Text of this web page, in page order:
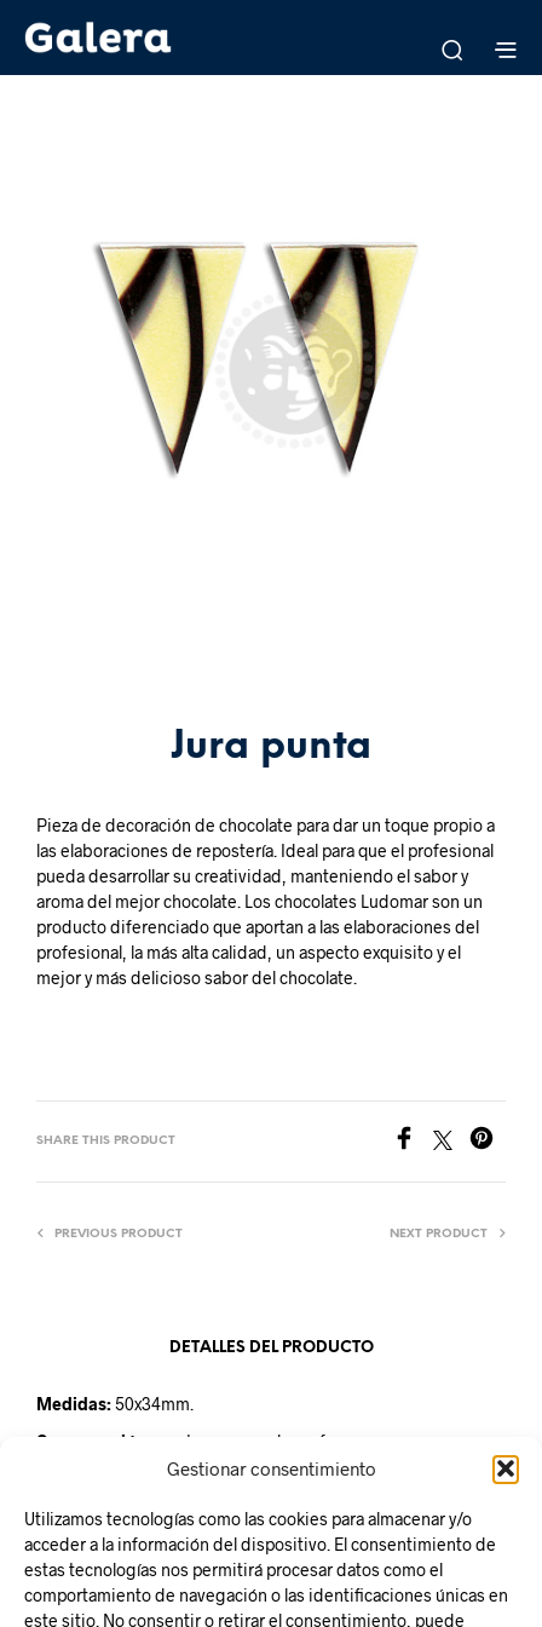
Gestionar consentimiento
Utilizamos tecnologías como las cookies para almacenar y/o
acceder a la información del dispositivo. El consentimiento de
estas tecnologías nos permitirá procesar datos como el
comportamiento de navegación o las identificaciones únicas en
este sitio. No consentir o retirar el consentimiento, puede
Jura punta
Pieza de decoración de chocolate para dar un toque propio a
las elaboraciones de repostería. Ideal para que el profesional
pueda desarrollar su creatividad, manteniendo el sabor y
aroma del mejor chocolate. Los chocolates Ludomar son un
producto diferenciado que aportan a las elaboraciones del
profesional, la más alta calidad, un aspecto exquisito y el
mejor y más delicioso sabor del chocolate.
SHARE THIS PRODUCT
PREVIOUS PRODUCT NEXT PRODUCT
DETALLES DEL PRODUCTO
Medidas:50x34mm.
Conservación:
mantener en un lugar fresco y seco a una
temperatura de 18ºC. Proteger de la humedad.